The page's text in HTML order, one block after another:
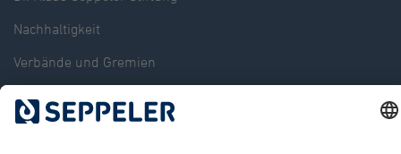
Nachhaltigkeit
Verbände und Gremien
Storyportal